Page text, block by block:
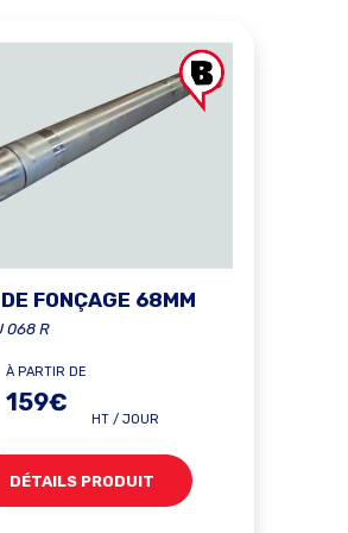
FONÇAGE 68MM
068 R
À PARTIR DE
159€
HT / JOUR
DÉTAILS PRODUIT